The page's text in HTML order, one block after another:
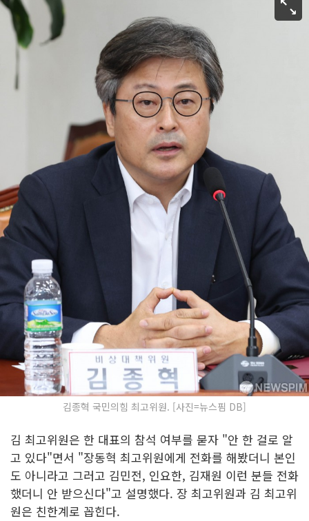
김종혁 국민의힘 최고위원. [사진=뉴스핌 DB]
김 최고위원은 한 대표의 참석 여부를 묻자 "안 한 걸로 알
고 있다"면서 "장동혁 최고위원에게 전화를 해봤더니 본인
도 아니라고 그러고 김민전, 인요한, 김재원 이런 분들 전화
했더니 안 받으신다"고 설명했다. 장 최고위원과 김 최고위
원은 친한계로 꼽힌다.